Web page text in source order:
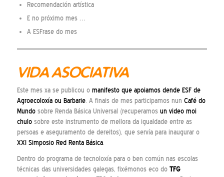
Recomendación artística
E no próximo mes …
A ESFrase do mes
VIDA ASOCIATIVA
Este mes xa se publicou o manifesto que apoiamos dende ESF de
Agroecoloxía ou Barbarie. A finais de mes participamos nun Café do
Mundosobre Renda Básica Universal (recuperamos un video moi
chulosobre este instrumento de mellora da igualdade entre as
persoas e aseguramento de dereitos), que servía para inaugurar o
XXI Simposio Red Renta Básica.
Dentro do programa de tecnoloxía para o ben común nas escolas
técnicas das universidades galegas, fixémonos eco do TFG